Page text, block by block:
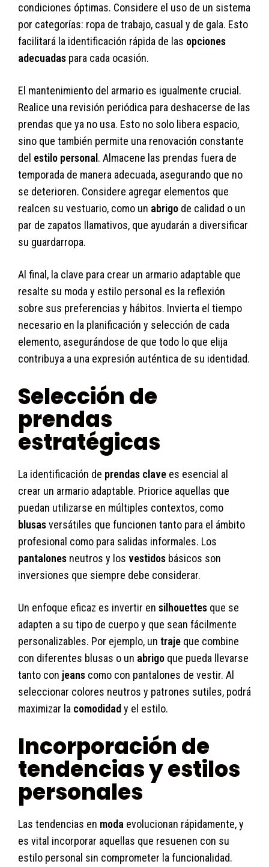
condiciones óptimas. Considere el uso de un sistema
por categorías: ropa de trabajo, casual y de gala. Esto
facilitará la identificación rápida de las opciones
adecuadas para cada ocasión.
El mantenimiento del armario es igualmente crucial.
Realice una revisión periódica para deshacerse de las
prendas que ya no usa. Esto no solo libera espacio,
sino que también permite una renovación constante
del estilo personal. Almacene las prendas fuera de
temporada de manera adecuada, asegurando que no
se deterioren. Considere agregar elementos que
realcen su vestuario, como un abrigo de calidad o un
par de zapatos llamativos, que ayudarán a diversificar
su guardarropa.
Al final, la clave para crear un armario adaptable que
resalte su moda y estilo personal es la reflexión
sobre sus preferencias y hábitos. Invierta el tiempo
necesario en la planificación y selección de cada
elemento, asegurándose de que todo lo que elija
contribuya a una expresión auténtica de su identidad.
Selección de
prendas
estratégicas
La identificación de prendas clave es esencial al
crear un armario adaptable. Priorice aquellas que
puedan utilizarse en múltiples contextos, como
blusasversátiles que funcionen tanto para el ámbito
profesional como para salidas informales. Los
pantalones neutros y los vestidos básicos son
inversiones que siempre debe considerar.
Un enfoque eficaz es invertir en silhouettes que se
adapten a su tipo de cuerpo y que sean fácilmente
personalizables. Por ejemplo, un traje que combine
con diferentes blusas o un abrigo que pueda llevarse
tanto con jeans como con pantalones de vestir. Al
seleccionar colores neutros y patrones sutiles, podrá
maximizar la comodidady el estilo.
Incorporación de
tendencias y estilos
personales
Las tendencias en moda evolucionan rápidamente, y
es vital incorporar aquellas que resuenen con su
estilo personal sin comprometer la funcionalidad.